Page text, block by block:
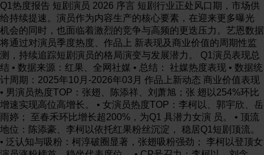
Q1热度报告 短剧演员 2026 序言 短剧行业正处风口期，市场供给持续提速。演员作为内容生产的核心要素，在迎来更多曝光 机会的同时，也面临着激烈的竞争与高频的更迭压力。艺恩数据将通过对演员季度热度、作品上 新表现及商业价值的周期性监测，持续追踪短剧演员的格局演变与发展潜力。 Q1演员表现总结 • 数据来源：红果、全网社媒 • 总结： 社媒热度表现 • 数据统计周期：2025年10月-2026年03月 作品上新动态 商业价值表现 • 男演员热度TOP：张翅、陈添祥、刘萧旭；张 翅以254%环比增速实现高位高增长。 • 女演员热度TOP：李柯以、郭宇欣、岳雨婷； 至春禾环比增长超200%，为Q1 具潜力女演 员。 • 顶流地位：陈添豪、李柯以依托红果粉丝沉淀， 稳居Q1短剧顶流。 • 泛认知与吸粉：柯淳破圈显著，张翅吸粉强劲； 李柯以登顶女演员涨粉榜首，稳坐代表席位。 • CP号召力：李柯以、刘念、张翅各贡献两组 CP入围季度热门榜单，角色适配度与号召力突 出。 • 整体上新：TOP40演员中98%推出新作，累计 132部；27部进入红果热播榜，爆剧率20% • 男演员：季度上新4部为热度基准线，产出7部 以上演员人数占比25% • 女演员：半数产出4-6部，20%的女演员季度 产出超过7部 • 热播榜TOP：梁思伟（5部）领跑，刘念、王 小亿（各4部）紧随其后 • 男演员商务表现：TOP热度男演员中，共有7 位获得商务合作，80%拥有抖音商业投放视频。 合作主要集中于鞋服、美妆护肤领域，身份多 为品牌大使或挚友。 • 女演员商务表现：女演员商务转化能力相对较 弱，仅3位开启商务合作，55%拥有抖音商业 投放视频。鞋服为其核心合作品类，但抖音商 务投放的品类丰富度高于男演员。 Q1短剧爆款演员 “剧商双爆” 李柯以 “潜力顶配” 张翅 双端领先 • 泛人气端全面占优：全网声量、增速领跑，抖 音互动与粉丝增长双双领先 • 垂直圈层领跑：红果粉丝积累保持高位，角色 适配度突出，CP号召力强劲 持续爆款体质 • 内容产出能力强：持续保持高产能梯队， 单季产出7部，稳居“产能王”行列 • 市场号召力突出：Q1红果热播榜共有4 部作品在榜，爆款产出位列头部阵营 全域统治力 • 泛人气与垂直领域双顶流：在全网热度、泛向 知名度及垂直圈层粉丝积累方面均表现突出， 稳居短剧代表人物之列 • 爆款保证：持续输出高热内容，稳居短剧圈的 爆款代表 商业价值释放 • 商业价值凸显：商务合作与抖音投放均 位居短剧女演员头部阵营，商业潜力持 续获得市场认可 PART 01 短剧演员 Q1社媒热度表现 46,000 31,000 17,000 14,000 14,000 12,000 11,000 10,000 10,000 8,712 8,575 8,356 8,291 8,160 7,980 6,785 6,413 5,656 5,383 4,953 张翅 陈添祥 刘萧旭 柯淳 卡戎 一航 王凯沐 王皓祯 姚冠宇 梁思伟 吴添豪 曾辉 申浩男 马小宇 蓝博 王培延 何健麒 王译磊 时康 刘润铭 张翅 陈添祥 刘萧旭 卡戎 柯淳 王凯沐 王皓祯 姚冠宇 梁思伟 吴添豪 曾辉 申浩男 马小宇 蓝博 王培延 何健麒 王译磊 时康 刘润铭 何聪睿 Q1 社媒声量TOP20男演员 • 张翅社媒声量遥遥领先，排名环比上季度跃升 7位，稳居榜首。陈添祥、刘萧旭排名保持稳 定，继续位列 高热度男演员前三。 • 卡戎热度攀升十位，成功跻身Q1声量TOP5， 成为本季度 具潜力的男演员。梁思伟、王译 磊、刘润铭凭借本季声量表现实现跃升，首次 进入TOP20，将成为下季度重点观察对象。 source ：艺恩营销智库，数据统计周期： vs ；监测平台：全网 © 艺恩 ENDATA Inc. +7 +1 -2 +10 -3 -2 +3 -2 +13 +5 -6 -3 -2 -1 -3 -9 +16 +7 +12 -2 排名 vs 2025Q4 张翅、陈添祥和刘萧旭 在Q1成为热度最高男演 员TOP3 25,000 15,000 13,000 12,000 9,944 9,309 8,933 7,385 7,305 6,755 5,812 4,525 4,476 4,119 3,700 3,456 3,247 3,220 2,984 2,539 李柯以 郭宇欣 岳雨婷 刘念 余茵 韩雨彤 王小亿 翟一莹 至春禾 王格格 张晋宜 邓灵枢 杨伊璐 侯呈玥 孟娜 谭盐盐 何田田 王云云 马秋元 孙芊浔 李柯以 郭宇欣 岳雨婷 刘念 余茵 韩雨彤 王小亿 翟一莹 至春禾 王格格 张晋宜 邓灵枢 杨伊璐 侯呈玥 孟娜 谭盐盐 何田田 王云云 马秋元 孙芊浔 +1 -1 +3 +4 -1 -3 - +1 +14 -5 +2 +2 +15 +7 +2 +17 -7 -7 -7 -5 • 短剧女演员热度格局整体稳定，TOP7排名仅 在小幅范围内波动。头部方面，李柯以与郭宇 欣交替领跑，但Q1期间李柯以声量表现远超 郭宇欣，优势明显。 • 潜力演员方面，至春和、杨伊璐及谭盐盐在本 季度实现排名跃升。其中，谭盐盐作为新晋面 孔，排名攀升17位，成功跻身热度TOP20。 李柯以、郭宇欣和岳雨 婷占据Q1短剧最高热度 女演员TOP3席位 排名 vs 2025Q4 Q1 社媒声量TOP20女演员 source ：艺恩营销智库，数据统计周期： vs ；监测平台：全网 © 艺恩 ENDATA Inc. © 艺恩 ENDATA Inc. 254% 145% 115% 94% 87% 81% 78% 50% 49% 42% 37% 35% 35% 27% 27% 15% 8% 5% 4% 4% 张翅 一航 王译磊 梁思伟 卡戎 杨鹏丞 刘润铭 时康 舒童 李卓扬 李子杰 陈添祥 张洪鸣 甘望星 吴添豪 白方文 黄宥天 于龙 沉思 张庭睿 2025年下半年进入短剧行业，目前已 上线9部作品，因外形气质与韩国男 演员相似，他逐渐被短剧粉丝“买股” 关注，话题度持续提升。 在2025年8月之前主要从事长剧及横屏短 剧的拍摄，8月后转向竖屏短剧领域，目前 已上线15部作品。凭借此前的长剧表演经 验，被粉丝称为短剧界的“细糠”。 张翅不仅稳居热度榜首，更以254%的环比增速实现高位高增长 • 张翅、一航、王译磊位列热度增速前三，其中张翅以环比254%的增幅遥遥领先。在热度涨幅TOP20中，涌现出多位新面孔， 成为短剧演员梯队中的储备力量，值得在Q2重点关注。 因《创4》进入大众视野，2025年开 始尝试短剧拍摄，目前已上线13部剧 集。因为出色的外表吸引许多选秀粉 丝“尝鲜”。 Q1 声量涨幅TOP20 男演员及热门新人 source ：艺恩营销智库，数据统计周期： vs ；监测平台：全网 201% 138% 114% 111% 106% 97% 92% 91% 84% 80% 80% 77% 62% 60% 56% 56% 42% 40% 40% 38% 至春禾 杨伊璐 林君怡 谭盐盐 林秋奈 常丹丹 黎晟萱 莉莉崽 张楚萱 杨殊予 徐艺真 彭瑶 贾翼瑄 侯呈玥 李柯以 卢鹿鹿 田甜一 张晋宜 钟熙 邓灵枢 source ：艺恩营销智库，数据统计周期：；监测平台：全网 © 艺恩 ENDATA Inc. 通过《创造101》出道，2025年开始涉足短剧拍摄， 目前已积累9部短剧作品，并凭借热门剧集《穿书富家 妯娌，我和闺蜜齐上阵》在短剧领域初步打响知名度。 2025年上线首部短剧以来， 已累计出演9部作品，其中 有2部短剧播放量突破10亿。 至春禾以环比超200%的热度涨幅，成为本季度最具潜力的女演员 • 女演员热度增速方面，至春禾、杨伊璐、林君怡位列Q1前三，其中至春禾以超200%的环比增幅位居首位。 • 整体来看，声量增速榜与总量榜差异较为明显，女演员市场竞争更为分散，声量增长动能分布广泛，新势力持续涌现。 由UP主转型为短剧演员，于 2025年12月上线首部短剧， 目前已累计出演23部作品。 Q1 声量涨幅TOP20 女演员及热门新人 source ：红果，数据统计周期：； © 艺恩 ENDATA Inc. 114 110 102 98 陈添祥 张翅 柯淳 曾辉 王培延 刘萧旭 梁思伟 王凯沐 吴添豪 卡戎 沉思 一航 何聪睿 何健麒 刘润铭 申浩男 王皓祯 赵振栋 姚冠宇 王译磊 粉丝量（万） • 在红果短剧粉丝量排名中，陈添祥、张翅与柯 淳位列男演员前三。柯淳延续其“短剧F4”的 稳固地位，陈添祥则于2025年Q1异军突起， 成为新晋顶流，在垂直领域积累了高粘性粉丝。 • 整体来看，男演员市场竞争门槛显著高于女演 员。TOP20男演员的基础粉丝量普遍更强，反 映出该赛道拥有更庞大的基础流量池。 陈添祥以黑马之姿，成 为新晋短剧顶流男演员 Q1 红果粉丝量TOP20男演员 © 艺恩 ENDATA Inc. 李柯以 王小亿 岳雨婷 韩雨彤 郭宇欣 刘念 张晋宜 至春禾 邓灵枢 余茵 孟娜 王云云 翟一莹 王格格 侯呈玥 孙芊浔 锦子 马秋元 林君怡 杨殊予 粉丝量（万） Q1 红果粉丝量TOP20女演员 • 红果短剧粉丝量方面，李柯以、王小亿、岳雨 婷位列前三。李柯以凭借超350万的粉丝数稳 居榜首，领先第二名近120万，成为“红果一 姐”。 • 中部梯队竞争较为激烈。郭宇欣以188万粉丝 量级逼近200万俱乐部；王格格则有所掉队， 目前尚未突破百万粉丝大关。 李柯以“红果一姐”地 位稳固，粉丝量级实现 断层领先 source ：红果，数据统计周期：； source ：艺恩营销智库，数据统计周期：；监测平台：抖音 © 艺恩 ENDATA Inc. 柯淳 张翅 刘萧旭 陈添祥 曾辉 一航 王培延 何健麒 马小宇 于龙 吴添豪 杨泽 张集骏 梁思伟 申浩男 何聪睿 卡戎 姚冠宇 李梦然 王凯沐 2026Q1 男演员抖音粉丝排名 粉丝数：万 Q1 男演员抖音粉丝及增长表现 张翅 梁思伟 陈添祥 卡戎 吴添豪 王培延 王译磊 李卓扬 蔡欣洋 杨泽 黄浩雯 王皓祯 刘萧旭 沉思 王凯沐 一航 刘润铭 杨鹏丞 张庭睿 马小宇 2026Q1 男演员抖音粉丝增长排名 粉丝量：万 • 2026年Q1，柯淳、张翅、刘萧旭位列抖 音男演员粉丝量前三。柯淳凭借在娱乐圈 的持续露脸成功破圈，粉丝量断层领先其 他短剧演员。 • 涨粉方面，张翅Q1净增177万，成为季度 “涨粉王”；梁思伟以万的涨粉表现， 成功跻身高热度男演员榜单。 柯淳粉丝量一骑绝尘，破 圈成果显著；张翅Q1涨 粉177万，吸粉实力强劲 3, 1, 姜十七 秦苒 李柯以 杨伊璐 徐艺真 刘念 余茵 韩雨彤 王星辰 郭宇欣 岳雨婷 王格格 王小亿 马秋元 林君怡 张晋宜 至春禾 翟一莹 邓灵枢 侯呈玥 2026Q1 女演员抖音粉丝排名 粉丝数：万 李柯以 林君怡 至春禾 刘念 岳雨婷 王小亿 翟一莹 孟娜 余茵 郭宇欣 韩雨彤 邓灵枢 谭盐盐 孙芊浔 田甜一 王云云 侯呈玥 王格格 卢鹿鹿 黎晟萱 2026Q1 女演员抖音粉丝增长排名 粉丝量：万 • 姜十七、姜苒作为抖音短剧的头部代表， 长期深耕平台创作，粉丝量级断层领先于 垂类短剧演员。 • 李柯以则凭借扎实的作品积累，成为短剧 女演员中的标杆人物。在保持高粉丝基数 的同时，Q1涨粉超100万，登顶短剧女演 员榜首。 姜十七以双重身份实现粉 丝量断层领先；李柯以稳 坐短剧女演员代表席位 source ：艺恩营销智库，数据统计周期：；监测平台：抖音 © 艺恩 ENDATA Inc. Q1 女演员抖音粉丝及增长表现 Q1 男演员抖音互动表现 • 张翅、卡戎和陈添祥位列抖音Q1新增互动量 级TOP3，其中张翅凭借高活跃粉丝基础和高 互动内容实现断层领先。 • Q1抖音高互动内容TOP3由张翅、卡戎和吴添 豪贡献。虽然后者整体互动增长位居第4，但 其内容创作能力和破圈潜力已开始显现。 张翅的抖音粉丝活跃度 高，互动表现亮眼，产 出高互动的爆款内容 张翅 卡戎 陈添祥 吴添豪 王培延 梁思伟 王译磊 李卓扬 蔡欣洋 刘萧旭 杨鹏丞 沉思 曾辉 申浩男 黄浩雯 何聪睿 刘润铭 王凯沐 张集骏 柯淳 Q1抖音互动增长（万） Q1抖音单条 高互动（万） source ：艺恩营销智库，数据统计周期：；监测平台：抖音 © 艺恩 ENDATA Inc. Q1 男演员抖音高互动内容 TOP1 角色内容创作 作者：@张翅 标题：见青#新年有礼了#我 的节日仪式感#张翅 互动量：万 内容标签：人物随拍 作者：@卡戎 标题：头发 拜托你不要有自己 的想法#卡戎 #西装 #纹心尖 互动量：万 内容标签：明星随拍资讯 作者：@吴添豪_ 标题：上班摸…“海豹”#十八 岁太奶奶驾到重整家族荣耀4 互动量：万 内容标签：明星随拍资讯 作者：@王培延baby 标题：哥仨#十八岁太奶奶驾 到重整家族荣耀4 互动量：万 内容标签：明星随拍资讯 作者：@陈添祥 标题：@刘念 速来玩坏反派#陈 添祥 #刘念 互动量：万 内容标签：明星随拍资讯 TOP2 卡点颜值视频 TOP3 短剧宣传合拍 TOP4 短剧宣传合拍 TOP5 短剧CP向宣传 source ：艺恩营销智库，数据统计周期：；监测平台：抖音 © 艺恩 ENDATA Inc. Q1 女演员抖音互动表现 • 李柯以抖音互动量增长断层领先其他女演员， 与林君怡、余茵共同占据抖音内容互动增长 TOP3。 • 李柯以、余茵及刘念单条内容互动表现亮眼， 展现出突出的内容创作力与破圈影响力。 李柯以粉丝活跃度断层 领先，Q1互动表现远超 其他女演员 李柯以 林君怡 余茵 刘念 岳雨婷 至春禾 王小亿 翟一莹 韩雨彤 王星辰 杨伊璐 秦苒 孟娜 田甜一 徐艺真 邓灵枢 谭盐盐 王格格 孙芊浔 黎晟萱 Q1抖音互动增长（万） Q1抖音单条 高互动（万） source ：艺恩营销智库，数据统计周期：；监测平台：抖音 © 艺恩 ENDATA Inc. Q1 女演员抖音高互动内容 TOP1 500万粉丝庆祝视频 作者：@李柯以Sylph 标题：燃起来了 感谢每一位 OK陪伴 互动量：万 内容标签：明星随拍资讯 作者：@余茵 标题：姐姐你看他～@娜扎 nz#娜扎#余茵#玉茗茶骨 互动量：万 内容标签：明星随拍资讯 作者：@刘念 标题：念念大王今天不甜妹 #蟹 二摇 #手势舞 #刘念#浅跳一个 互动量：万 内容标签：手势舞类 作者：@林君怡 标题： #我们俩 @向帅 # 我的唯一限定 #穿书富家妯娌 我和闺蜜齐上阵 互动量：万 内容标签：人物随拍 作者：@韩雨彤 标题：太奶奶已重整家族 接下 来 主线任务：爱我万岁 互动量：万 内容标签：明星随拍资讯 TOP2 明星合拍视频 TOP3 手势舞 TOP4 短剧CP宣传 TOP5 短剧助阵宣传 source ：艺恩营销智库，数据统计周期：；监测平台：抖音 © 艺恩 ENDATA Inc. source ：艺恩营销智库，数据统计周期：；监测平台：全网 © 艺恩 ENDATA Inc. Q1 短剧大热CP • 2026年Q1，李柯以x王培延、 刘念x陈添祥以及张翅x至春禾 三对CP在短剧领域热度领跑， 社媒互动量位列TOP3。其中， 得益于《太奶奶》《夫人她专 治不服》两部系列爆剧的强势 带动，李柯以x王培延CP的互动 量遥遥领先。 • 此外，李柯以、刘念与张翅凭 借突出的角色塑造能力，各自 均有两组CP入围季度热门榜单， 展现出极强的角色适配度与CP 号召力。 由李柯以与王培延组 成的“培你以生”CP 成为Q1最受关注的热 门CP 李柯以 x 王培延 刘念 x 陈添祥 至春禾 x 张翅 韩雨彤 x 曾辉 李柯以 x 沉思 刘念 x 何聪睿 余茵 x 柯淳 邓灵枢 x 张翅 侯呈玥 x 梁思伟 王格格 x 王凯沐 Q1 短剧CP互动量TOP10排名 互动量 李柯以 x 王培延-- +56,327% “培你以生” 社媒互动环比增长 依托《太奶》《夫人她专治 不服》两部剧的高热度表现， CP话题度与粉丝黏性显著提 升，成为当前顶流组合之一。 刘念 x 陈添祥-- +420% “添添想念” 社媒互动环比增长 至春禾 x 张翅-- +255% “展翅逢春” 社媒互动环比增长 凭借3月热播剧《惊鸿一瞥》，刘念 与陈添祥组成的“添添想念”CP再 度掀起嗑CP热潮，延续去年爆款剧 《春深锁玉郎》的高热度与话题度。 因在《暗恋是颗星星糖》中展 现出超强的CP化学反应而收 获大量CP粉，近期两人四搭 新剧开拍，再度引发粉丝期待。 PART 02 短剧演员 Q1作品上新动态 source ：红果，数据统计周期：； © 艺恩 ENDATA Inc. 作品上新表现总览 2026年Q1，声量TOP40演员（男/女）中有98%推出了新作品，累计上 新132部。27部成功进入红果热播榜，爆剧率达到20% 98% TOP声量演员 在Q1上新 132部 TOP声量演员共上新 短剧 TOP声量演员新剧中有 27部 进入红果热播榜 注：根据红果台前热播榜 热度统计 注：已去重 source ：桌面研究 © 艺恩 ENDATA Inc. Q1 声量TOP20 男演员上新榜单 25% 45% 20% 5% 上新>=7部 上新4-6部 上新2-3部 上新1部 NO. 演员 上新数量 1 张翅 7 2 陈添祥 8 3 姚冠宇 7 4 梁思伟 7 5 刘润铭 8 *按声量降序 • 2026年Q1数据显示，在声量TOP20的男 演员中，季度上新4至6部的人数 多，占 比达45%。季度产出4部，已成为男演员 维持曝光与热度的基准线。 • 其中，上新7部及以上的超高产演员占比 为25%。陈添祥、刘润铭以8部的季度产 量，共同成为Q1的“高产王”。 季度上新4部是TOP男演 员维持热度的基准线；上 新7部及以上的超高产演 员，占比达25%。 Q1 声量TOP20男演员上新人数占比 © 艺恩 ENDATA Inc. © 艺恩 ENDATA Inc. 20% 55% 20% 5% 上新>=7部 上新4-6部 上新2-3部 上新1部 NO. 演员 上新数量 1 岳雨婷 7 2 王小亿 8 3 至春禾 7 4 谭盐盐 7 *按声量降序 • 2026年Q1数据显示，在声量TOP20女演 员中，季度上新4-6部的人数占比达55%， 这已成为其维持热度的基础产出标准。 • 相比之下，上新7部及以上的女演员占比 为20%，低于同期男演员水平。其中，王 小亿以8部新作成为本季“短剧劳模”。 季度上新4-6部，成为半 数高热度女演员的基本产 出标准。上新7部及以上 的女演员占比达20% Q1 声量TOP20 女演员上新榜单 Q1 声量TOP20女演员上新人数占比 source ：桌面研究 © 艺恩 ENDATA Inc. NO. 男演员 Q1红果热播榜 上榜剧集数量 1 梁思伟 5 2 张翅 4 3 陈添祥 4 4 卡戎 3 5 时康 2 6 刘润铭 2 7 王皓祯 2 8 王凯沐 2 9 马小宇 1 10 吴添豪 1 11 王培延 1 12 刘萧旭 1 13 王译磊 1 14 柯淳 1 15 姚冠宇 1 16 曾辉 1 © 艺恩 ENDATA Inc. Q1 TOP声量演员热播表现 • 2026年Q1，TOP声量男演员中梁思伟以5 部位居榜首，张翅与陈添祥各以4部并列 TOP3。 • 女演员方面，刘念与王小亿以各4部的成 绩领先。 红果热播榜上榜表现上， 梁思伟以五部剧集的成绩 领跑；刘念与王小亿各以 四部位居前列 NO. 女演员 Q1红果热播榜 上榜剧集数量 1 刘念 4 2 王小亿 4 3 翟一莹 3 4 李柯以 3 5 谭盐盐 3 6 王格格 2 7 余茵 2 8 张晋宜 2 9 邓灵枢 1 10 郭宇欣 1 11 韩雨彤 1 12 侯呈玥 1 13 马秋元 1 14 王云云 1 15 岳雨婷 1 16 至春禾 1 source ：红果热播榜，数据统计周期：； PART 03 短剧演员 Q1商业价值表现 Q1 声量TOP20男演员商务榜单 source ：艺恩营销智库，桌面研究 © 艺恩 ENDATA Inc. • 2026年Q1，TOP20声量男演员中有7位 获得商务合作，合作身份多为大使、挚友。 商务品类主要集中在美妆护肤领域。 • 其中，刘萧旭与吴添豪均官宣4个合作， 商业价值领先；陈添祥以3个合作紧随其 后，展现出突出的商业潜力。 TOP声量男演员中共有7 位斩获商务合作。刘萧旭 与吴添豪商业价值领跑， 二人各自官宣了4个商务 演员 品牌及Title 品类 官宣日期 演员 品牌及